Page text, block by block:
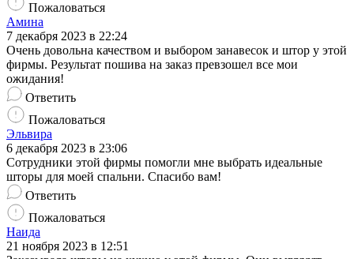
Пожаловаться
Амина
7 декабря 2023 в 22:24
Очень довольна качеством и выбором занавесок и штор у этой
фирмы. Результат пошива на заказ превзошел все мои
ожидания!
Ответить
Пожаловаться
Эльвира
6 декабря 2023 в 23:06
Сотрудники этой фирмы помогли мне выбрать идеальные
шторы для моей спальни. Спасибо вам!
Ответить
Пожаловаться
Наида
21 ноября 2023 в 12:51